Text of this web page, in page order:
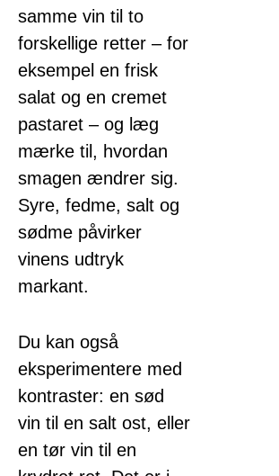
samme vin til to
forskellige retter – for
eksempel en frisk
salat og en cremet
pastaret – og læg
mærke til, hvordan
smagen ændrer sig.
Syre, fedme, salt og
sødme påvirker
vinens udtryk
markant.
Du kan også
eksperimentere med
kontraster: en sød
vin til en salt ost, eller
en tør vin til en